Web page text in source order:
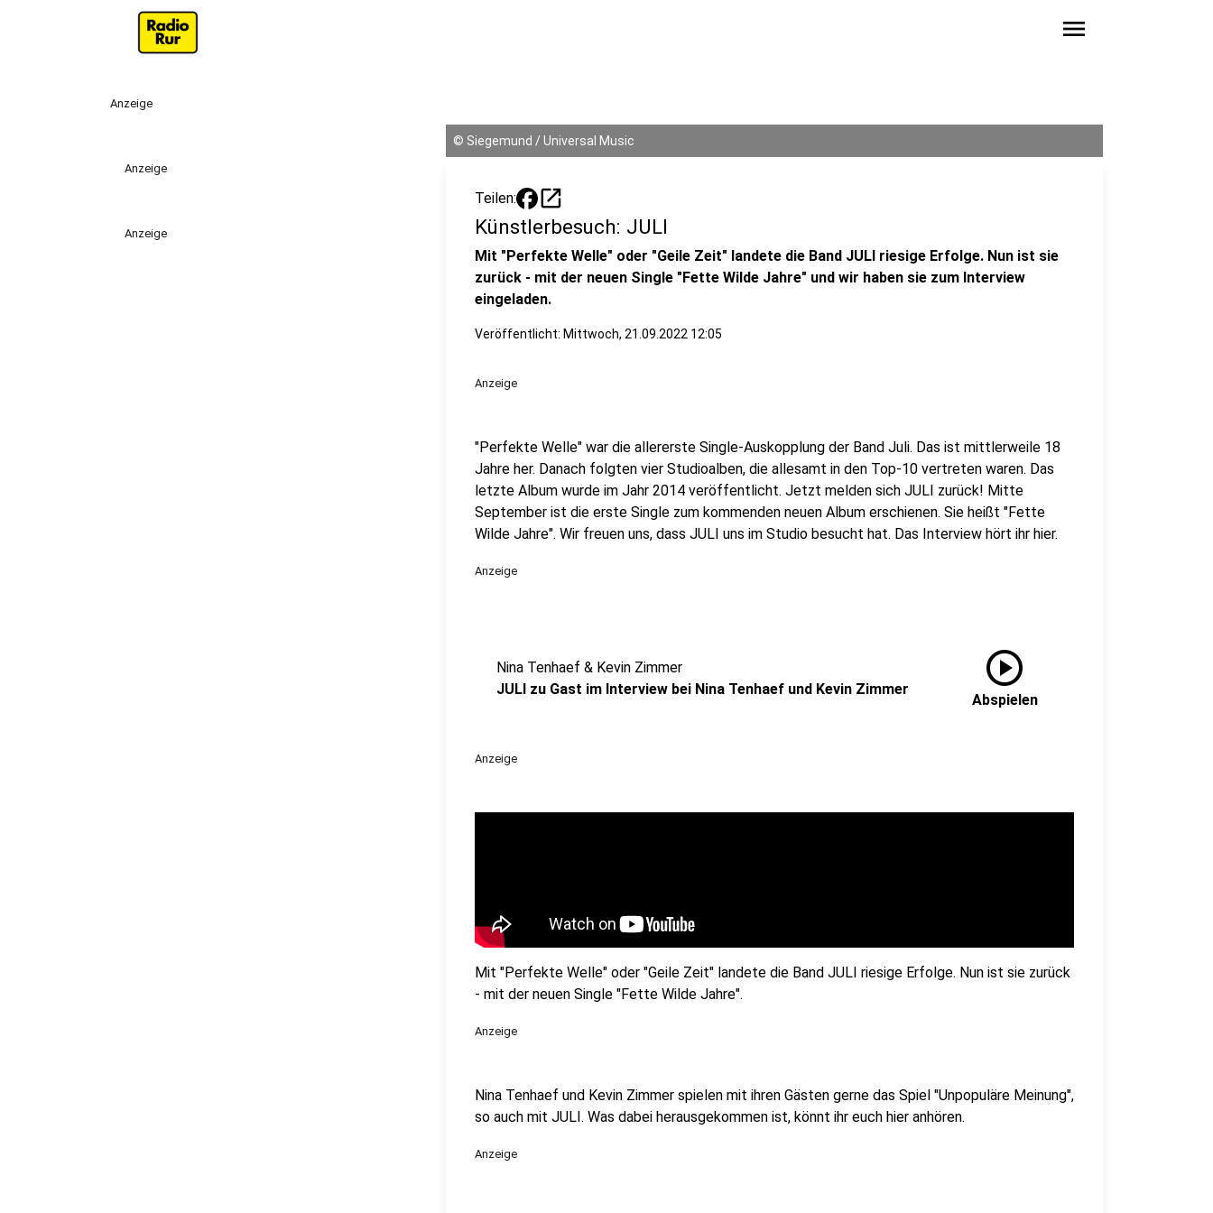
menu
Anzeige
Anzeige
Anzeige
© Siegemund / Universal Music
Teilen: open_in_new
Künstlerbesuch: JULI
Mit "Perfekte Welle" oder "Geile Zeit" landete die Band JULI riesige Erfolge. Nun ist sie
zurück - mit der neuen Single "Fette Wilde Jahre" und wir haben sie zum Interview
eingeladen.
Veröffentlicht: Mittwoch, 21.09.2022 12:05
Anzeige
"Perfekte Welle" war die allererste Single-Auskopplung der Band Juli. Das ist mittlerweile 18
Jahre her. Danach folgten vier Studioalben, die allesamt in den Top-10 vertreten waren. Das
letzte Album wurde im Jahr 2014 veröffentlicht. Jetzt melden sich JULI zurück! Mitte
September ist die erste Single zum kommenden neuen Album erschienen. Sie heißt "Fette
Wilde Jahre". Wir freuen uns, dass JULI uns im Studio besucht hat. Das Interview hört ihr hier.
Anzeige
Nina Tenhaef & Kevin Zimmer
JULI zu Gast im Interview bei Nina Tenhaef und Kevin Zimmer
play_circle
Abspielen
Anzeige
Mit "Perfekte Welle" oder "Geile Zeit" landete die Band JULI riesige Erfolge. Nun ist sie zurück
- mit der neuen Single "Fette Wilde Jahre".
Anzeige
Nina Tenhaef und Kevin Zimmer spielen mit ihren Gästen gerne das Spiel "Unpopuläre Meinung",
so auch mit JULI. Was dabei herausgekommen ist, könnt ihr euch hier anhören.
Anzeige